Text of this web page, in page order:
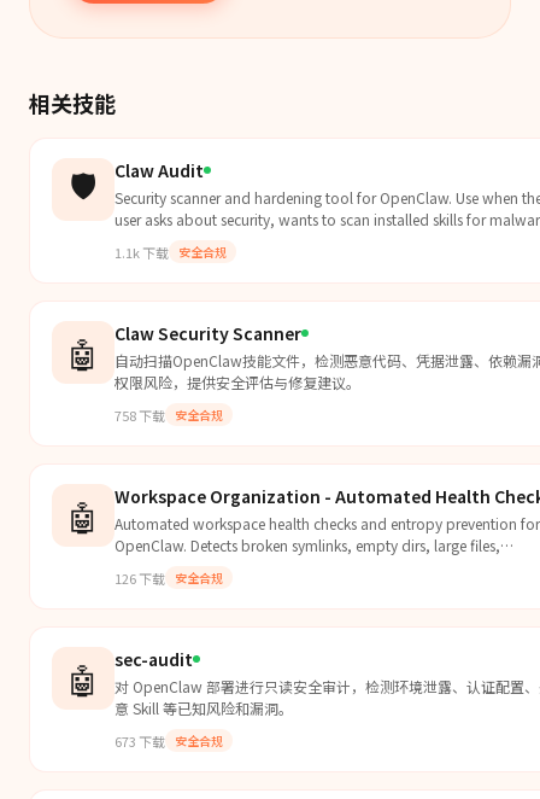
相关技能
🛡️ Claw Audit
Security scanner and hardening tool for OpenClaw. Use when
user asks about security, wants to scan installed skills for
1.1k下载 安全合规
🤖 Claw Security Scanner
自动扫描OpenClaw技能文件，检测恶意代码、凭据泄露、依赖漏
权限风险，提供安全评估与修复建议。
758下载 安全合规
🤖 Workspace Organization - Automated Health
Automated workspace health checks and entropy prevention for
OpenClaw. Detects broken symlinks, empty dirs, large files,
126下载 安全合规
🤖 sec-audit
对 OpenClaw 部署进行只读安全审计，检测环境泄露、认证配置
意 Skill 等已知风险和漏洞。
673 下载 安全合规